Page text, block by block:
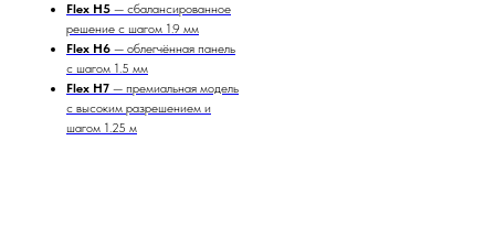
Flex H5 — сбалансированное
решение с шагом 1.9 мм
Flex H6 — облегчённая панель
с шагом 1.5 мм
Flex H7 — премиальная модель
с высоким разрешением и
шагом 1.25 м